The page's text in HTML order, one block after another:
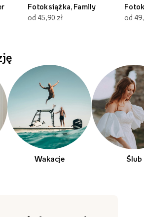
Fotoksiążka, Family
od 45,90 zł
od
Wakacje Ślub